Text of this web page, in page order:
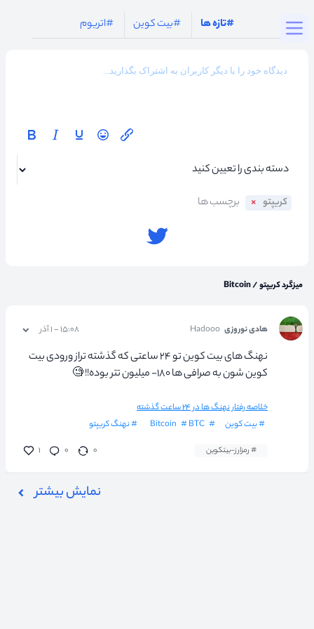
#تازه ها #بیت کوین #اتریوم
کریپتو
میزگرد کریپتو/
Bitcoin
هادی نوروزی Hadooo ۱۵:۰۸ - ۱ آذر
نهنگ های بیت کوین تو ۲۴ ساعتی که گذشته تراز ورودی بیت
کوین شون به صرافی ها ۱۸۰- میلیون تتر بوده!! 🧐
خلاصه رفتار نهنگ ها در ۲۴ ساعت گذشته
# بیت کوین
# Bitcoin
# BTC # نهنگ کریپتو
# رمزارز-بیتکوین ۱ ۰ ۰
نمایش بیشتر